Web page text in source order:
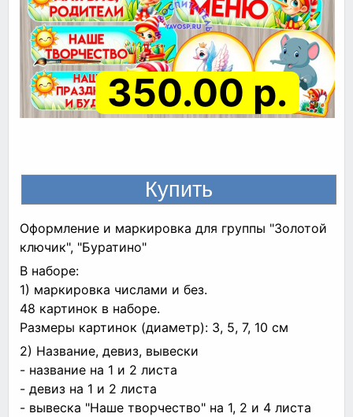
350.00 р.
Оформление и маркировка для группы "Золотой
ключик", "Буратино"
В наборе:
1) маркировка числами и без.
48 картинок в наборе.
Размеры картинок (диаметр): 3, 5, 7, 10 см
2) Название, девиз, вывески
- название на 1 и 2 листа
- девиз на 1 и 2 листа
- вывеска "Наше творчество" на 1, 2 и 4 листа